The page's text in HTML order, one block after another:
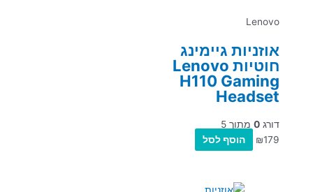
Lenovo
אוזניות גיימינג
חוטיות Lenovo
H110 Gaming
Headset
דורג 0 מתוך 5
₪179 הוסף לסל